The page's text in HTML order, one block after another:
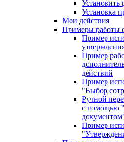
Установить
Установка
Мои действия
Примеры работы
Пример
Пример
действий
Пример
"Выбор
Ручной
с помощью
Пример